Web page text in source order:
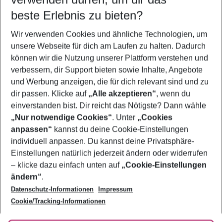
5-8 Nächte
2 Erwachsene Keine Kinder
Mehr Filter anzeigen
Footer
Footer navigation
Über uns
AGB
Bestpreisgarantie
Cookie-Einstellungen ändern
Cookie-Richtlinie
Agenturbetreuung
Barrierefreies Reisen
Folge uns
beste Erlebnis zu bieten?
Wir verwenden Cookies und ähnliche Technologien, um
unsere Webseite für dich am Laufen zu halten. Dadurch
können wir die Nutzung unserer Plattform verstehen und
verbessern, dir Support bieten sowie Inhalte, Angebote
und Werbung anzeigen, die für dich relevant sind und zu
dir passen. Klicke auf „Alle akzeptieren“, wenn du
einverstanden bist. Dir reicht das Nötigste? Dann wähle
„Nur notwendige Cookies“. Unter „Cookies
anpassen“ kannst du deine Cookie-Einstellungen
individuell anpassen. Du kannst deine Privatsphäre-
Einstellungen natürlich jederzeit ändern oder widerrufen
– klicke dazu einfach unten auf „Cookie-Einstellungen
ändern“.
Datenschutz-Informationen
Impressum
Cookie/Tracking-Informationen